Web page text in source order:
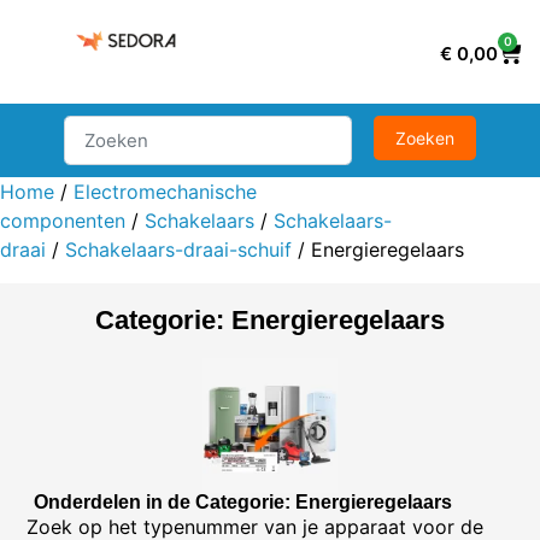
€ 0,00
0
Home / Electromechanische
componenten / Schakelaars / Schakelaars-
draai / Schakelaars-draai-schuif / Energieregelaars
Categorie: Energieregelaars
Onderdelen in de Categorie: Energieregelaars
Zoek op het typenummer van je apparaat voor de